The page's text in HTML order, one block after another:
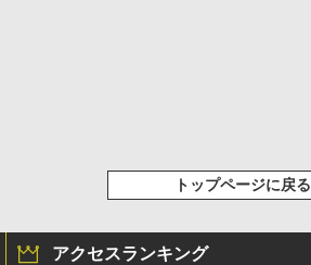
トップページに戻る
アクセスランキング